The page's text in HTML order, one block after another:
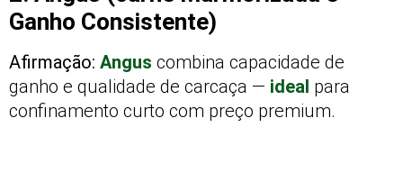
Ganho Consistente)
Afirmação: Angus combina capacidade de
ganho e qualidade de carcaça — ideal para
confinamento curto com preço premium.